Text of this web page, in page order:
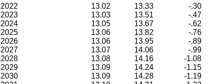
2022
13.02 13.33
-.30
2023
13.03 13.51
-.47
2024
13.05 13.67
-.62
2025
13.06 13.82
-.76
2026
13.06 13.95
-.89
2027
13.07 14.06
-.99
2028
13.08 14.16
-1.08
2029
13.09 14.24
-1.15
2030
13.09 14.28
-1.19